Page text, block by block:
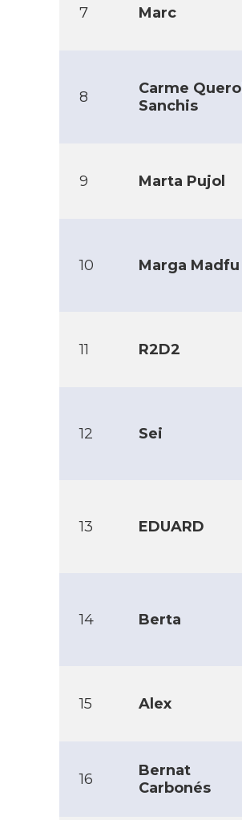
7 Marc
8
Carme Querol
Sanchis
9 Marta Pujol
10 Marga Madfu
11 R2D2
12 Sei
13 EDUARD
14 Berta
15 Alex
16
Bernat
Carbonés